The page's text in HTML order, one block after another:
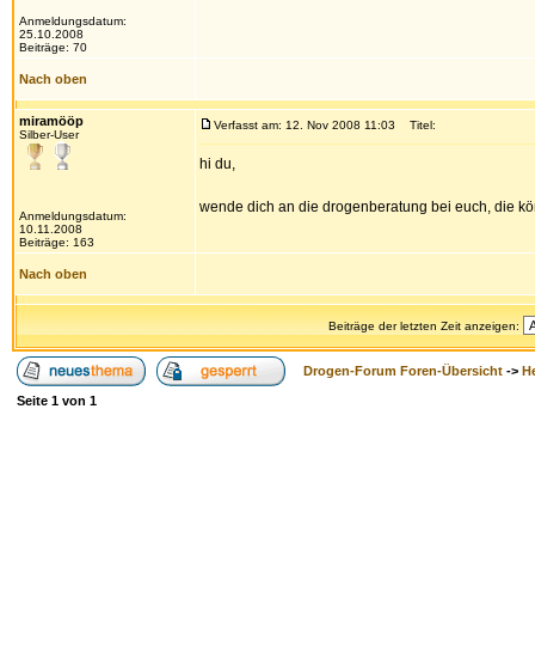
Anmeldungsdatum:
25.10.2008
Beiträge: 70
Nach oben
miramööp
Silber-User
Anmeldungsdatum:
10.11.2008
Beiträge: 163
Verfasst am: 12. Nov 2008 11:03 Titel:
hi du,
wende dich an die drogenberatung bei euch, die
Nach oben
Beiträge der letzten Zeit anzeigen:
Drogen-Forum Foren-Übersicht ->
Seite 1 von 1